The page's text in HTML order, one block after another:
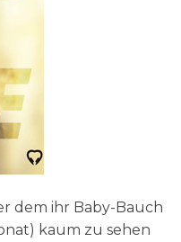
dem ihr Baby-Bauch
kaum zu sehen